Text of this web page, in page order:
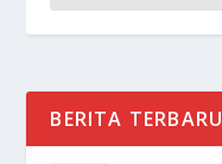
BERITA TERBARU